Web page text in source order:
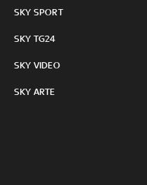
SKY SPORT
SKY TG24
SKY VIDEO
SKY ARTE